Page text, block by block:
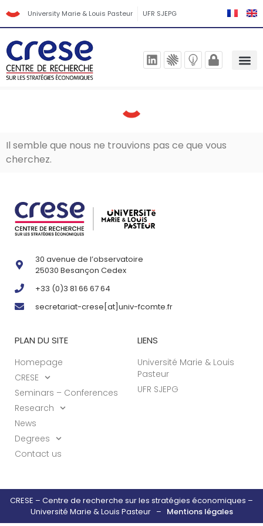
University Marie & Louis Pasteur UFR SJEPG
Il semble que nous ne trouvions pas ce que vous
cherchez.
30 avenue de l’observatoire
25030 Besançon Cedex
+33 (0)3 81 66 67 64
secretariat-crese[at]univ-fcomte.fr
PLAN DU SITE
Homepage
CRESE
Seminars – Conferences
Research
News
Degrees
Contact us
LIENS
Université Marie & Louis
Pasteur
UFR SJEPG
CRESE – Centre de recherche sur les stratégies économiques –
Université Marie & Louis Pasteur – Mentions légales